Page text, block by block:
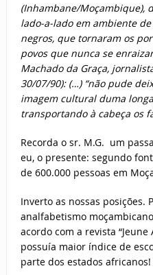
(Inhambane/Moçambique),
lado-a-lado em ambiente
negros, que tornaram os
povos que nunca se
Machado da Graça,
30/07/90): (…) “não pude
imagem cultural duma
transportando à cabeça os
Recorda o sr. M.G. um
eu, o presente: segundo
de 600.000 pessoas em
Inverto as nossas posições.
analfabetismo
acordo com a revista
possuía maior índice de
parte dos estados africanos!